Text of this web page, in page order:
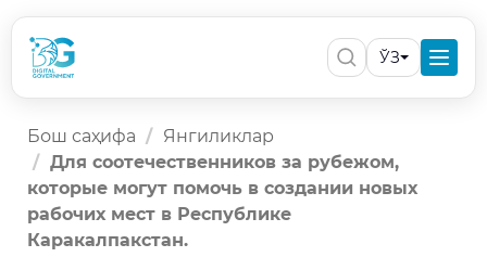
ЎЗ
Бош саҳифа
Янгиликлар
Для соотечественников за рубежом,
которые могут помочь в создании новых
рабочих мест в Республике
Каракалпакстан.